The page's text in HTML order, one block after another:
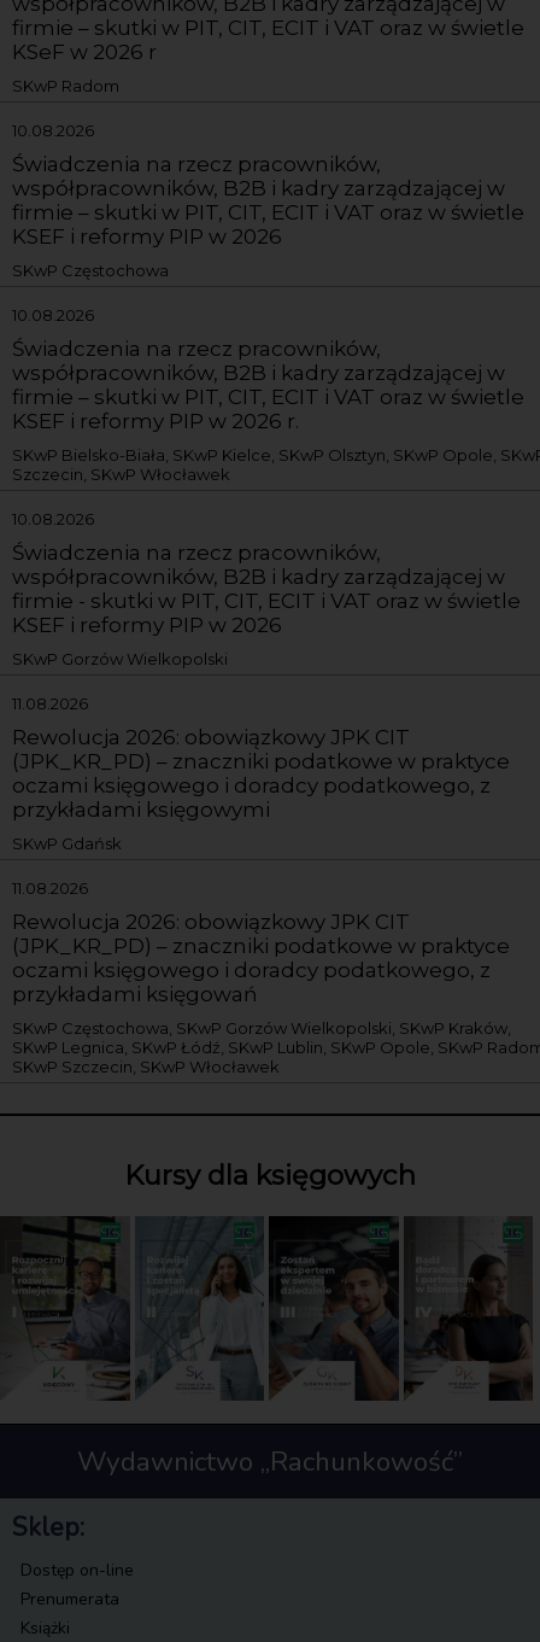
firmie – skutki w PIT, CIT, ECIT i VAT oraz w świetle
KSeF w 2026 r
SKwP Radom
10.08.2026
Świadczenia na rzecz pracowników,
współpracowników, B2B i kadry zarządzającej w
firmie – skutki w PIT, CIT, ECIT i VAT oraz w świetle
KSEF i reformy PIP w 2026
SKwP Częstochowa
10.08.2026
Świadczenia na rzecz pracowników,
współpracowników, B2B i kadry zarządzającej w
firmie – skutki w PIT, CIT, ECIT i VAT oraz w świetle
KSEF i reformy PIP w 2026 r.
SKwP Bielsko-Biała, SKwP Kielce, SKwP Olsztyn, SKwP Opole,
Szczecin, SKwP Włocławek
10.08.2026
Świadczenia na rzecz pracowników,
współpracowników, B2B i kadry zarządzającej w
firmie - skutki w PIT, CIT, ECIT i VAT oraz w świetle
KSEF i reformy PIP w 2026
SKwP Gorzów Wielkopolski
11.08.2026
Rewolucja 2026: obowiązkowy JPK CIT
(JPK_KR_PD) – znaczniki podatkowe w praktyce
oczami księgowego i doradcy podatkowego, z
przykładami księgowymi
SKwP Gdańsk
11.08.2026
Rewolucja 2026: obowiązkowy JPK CIT
(JPK_KR_PD) – znaczniki podatkowe w praktyce
oczami księgowego i doradcy podatkowego, z
przykładami księgowań
SKwP Częstochowa, SKwP Gorzów Wielkopolski, SKwP Kraków,
SKwP Legnica, SKwP Łódź, SKwP Lublin, SKwP Opole, SKwP
SKwP Szczecin, SKwP Włocławek
Kursy dla księgowych
Wydawnictwo „Rachunkowość”
Sklep:
Dostęp on-line
Prenumerata
Książki